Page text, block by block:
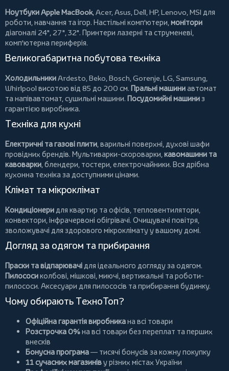
Ноутбуки Apple MacBook,Acer,Asus,Dell,HP,Lenovo,MSI для
роботи, навчання та ігор. Настільні комп'ютери,монітори
діагоналі 24", 27", 32". Принтери лазерні та струменеві,
комп'ютерна периферія.
Великогабаритна побутова техніка
ХолодильникиArdesto,Beko,Bosch,Gorenje,LG,Samsung,
Whirlpool висотою від 85 до 200 см. Пральні машиниавтомат
та напівавтомат,сушильні машини. Посудомийні машиниз
гарантією виробника.
Техніка для кухні
Електричні та газові плити, варильні поверхні, духові шафи
провідних брендів. Мультиварки-скороварки,кавомашини та
кавоварки,блендери, тостери,електрочайники. Вся дрібна
кухонна техніка за доступними цінами.
Клімат та мікроклімат
Кондиціонеридля квартир та офісів, тепловентилятори,
конвектори,інфрачервоні обігрівачі. Очищувачі повітря,
зволожувачі для здорового мікроклімату у вашому домі.
Догляд за одягом та прибирання
Праски та відпарювачідля ідеального догляду за одягом.
Пилососиколбові,мішкові,миючі,вертикальні тароботи-
пилососи. Аксесуари для пилососів та прибирання будинку.
Чому обирають ТехноТоп?
Офіційна гарантія виробникана всі товари
Розстрочка 0%на всі товари без переплат та перших
внесків
Бонусна програма— тисячі бонусів за кожну покупку
11 сучасних магазиніву різних містах України